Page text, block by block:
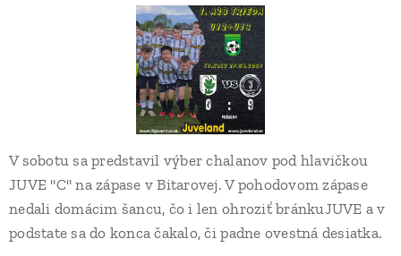
V sobotu sa predstavil výber chalanov pod hlavičkou
JUVE "C" na zápase v Bitarovej. V pohodovom zápase
nedali domácim šancu, čo i len ohroziť bránkuJUVE a v
podstate sa do konca čakalo, či padne ovestná desiatka.